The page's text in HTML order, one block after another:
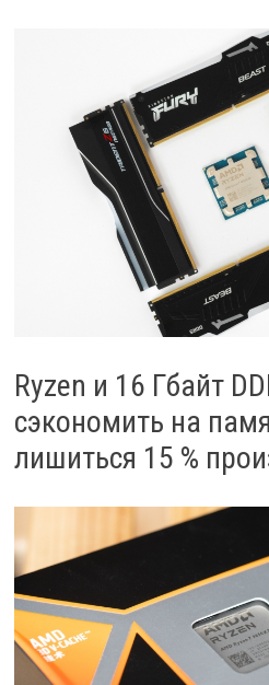
Ryzen и 16 Гбайт
сэкономить на
лишиться 15 %